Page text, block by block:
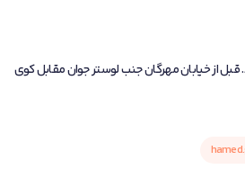
قبل از خیابان مهرگان جنب لوستر جوان مقابل کوی